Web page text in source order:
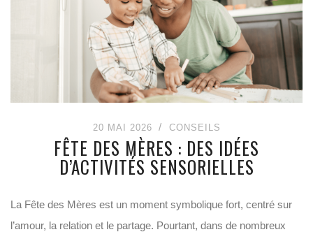
20 MAI 2026 CONSEILS
FÊTE DES MÈRES : DES IDÉES
D’ACTIVITÉS SENSORIELLES
La Fête des Mères est un moment symbolique fort, centré sur
l’amour, la relation et le partage. Pourtant, dans de nombreux